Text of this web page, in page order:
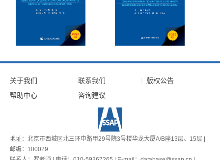
关于我们 联系我们
版权公告
帮助中心
咨询建议
地址：北京市西城区北三环中路甲29号院3号楼华龙大厦A/B座13层、15层 |
邮编：100029